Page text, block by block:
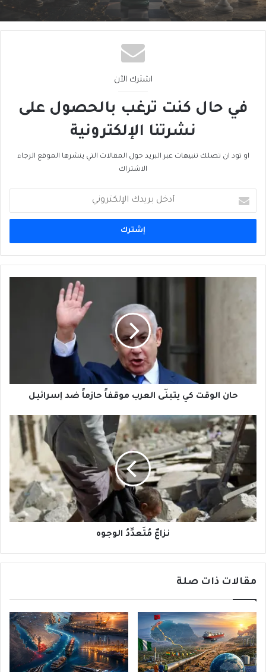
اشترك الآن
في حال كنت ترغب بالحصول على
نشرتنا الإلكترونية
او تود ان تصلك تنبيهات عبر البريد حول المقالات التي ينشرها الموقع الرجاء
الاشتراك
بريدك
الإلكتروني
حان الوقت كي يتبنّى العرب موقفاً حازماً ضد إسرائيل
نزاعٌ
مُتَعدِّدُ
الوجوه
نزاعٌ مُتَعدِّدُ الوجوه
مقالات ذات صلة